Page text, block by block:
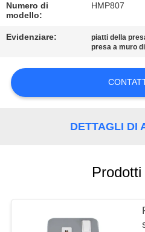
NOTIZIE
CONFERENCE
DEL
Numero di
modello:
HMP807
Evidenziare: piatti della
presa a muro
DETTAGLI DI